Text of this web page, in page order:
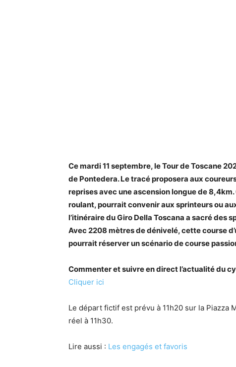
Ce mardi 11 septembre, le Tour de Toscane
de Pontedera. Le tracé proposera aux
reprises avec une ascension longue de
roulant, pourrait convenir aux sprinteurs ou
l’itinéraire du Giro Della Toscana a sacré des
Avec 2208 mètres de dénivelé, cette course
pourrait réserver un scénario de course
Commenter et suivre en direct l’actualité du
Cliquer ici
Le départ fictif est prévu à 11h20 sur la
réel à 11h30.
Lire aussi : Les engagés et favoris